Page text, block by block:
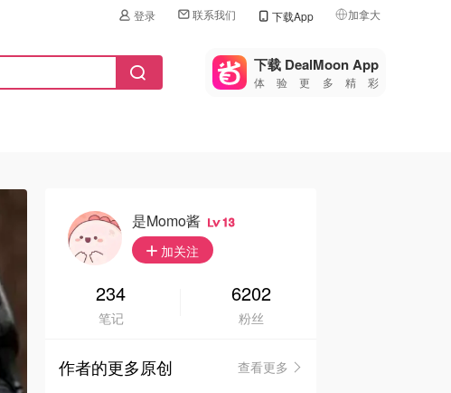
登录 联系我们 下载App 加拿大
🇺🇸
美国
🇨🇳中国
🇮🇹
🇦🇺
🇳🇿新西兰
下载 DealMoon App
体验更多精彩
是momo酱 13
加关注
234
笔记
6202
粉丝
作者的更多原创
查看更多